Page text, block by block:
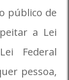
público de
a Lei
Federal
pessoa,